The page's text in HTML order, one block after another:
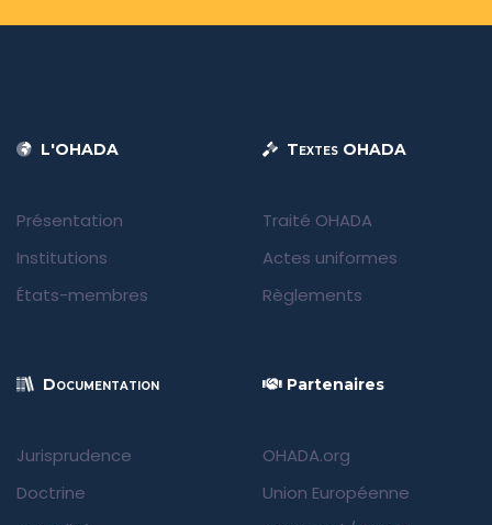
L'OHADA
Présentation
Institutions
États-membres
Textes OHADA
Traité OHADA
Actes uniformes
Règlements
Documentation
Jurisprudence
Doctrine
Partenaires
OHADA.org
Union Européenne